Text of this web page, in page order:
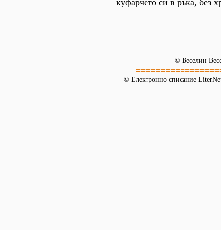
куфарчето си в ръка, без
© Веселин
© Електронно списание